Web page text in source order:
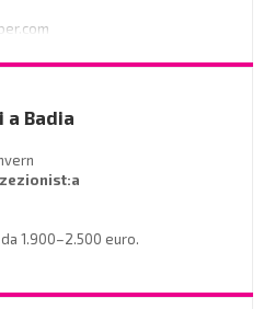
Badia
1.900–2.500 euro.